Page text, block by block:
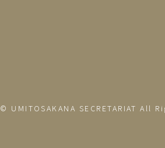
© UMITOSAKANA SECRETARIAT All